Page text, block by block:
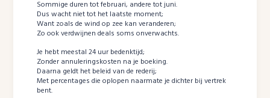
Sommige duren tot februari, andere tot juni.
Dus wacht niet tot het laatste moment;
Want zoals de wind op zee kan veranderen;
Zo ook verdwijnen deals soms onverwachts.
Je hebt meestal 24 uur bedenktijd;
Zonder annuleringskosten na je boeking.
Daarna geldt het beleid van de rederij;
Met percentages die oplopen naarmate je dichter bij vertrek
bent.